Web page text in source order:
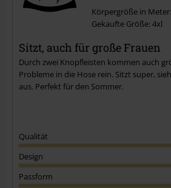
Kommentar jetzt abschicken!
Körpergröße in
Gekaufte Größe: 4xl
Sitzt, auch für große Frauen
Durch zwei Knopfleisten kommen auch
Probleme in die Hose rein. Sitzt super,
aus. Perfekt für den Sommer.
Qualität
Design
Passform